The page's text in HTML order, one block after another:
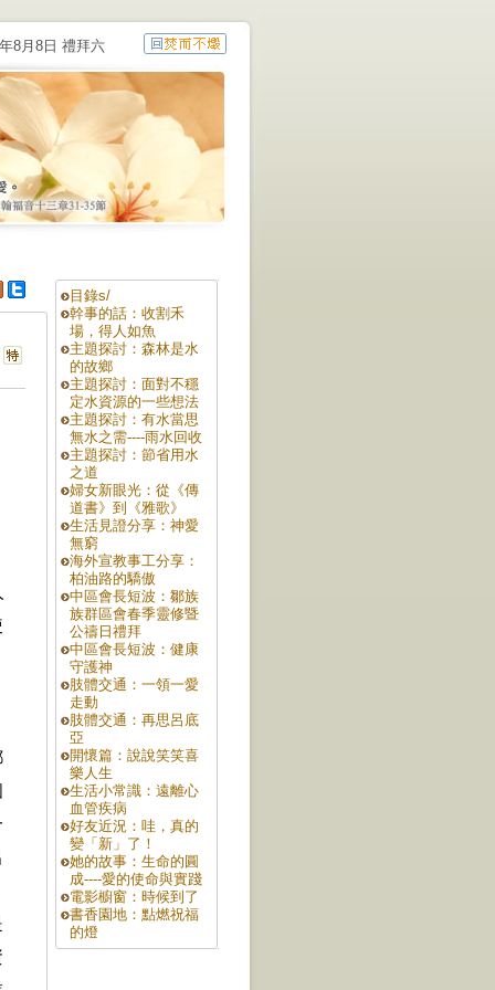
8月8日 禮拜六
目錄s/
幹事的話：收割禾
場，得人如魚
主題探討：森林是水
的故鄉
主題探討：面對不穩
定水資源的一些想法
主題探討：有水當思
無水之需----雨水回收
主題探討：節省用水
之道
婦女新眼光：從《傳
道書》到《雅歌》
生活見證分享：神愛
無窮
海外宣教事工分享：
柏油路的驕傲
中區會長短波：鄒族
族群區會春季靈修暨
公禱日禮拜
中區會長短波：健康
守護神
肢體交通：一領一愛
走動
肢體交通：再思呂底
亞
開懷篇：說說笑笑喜
樂人生
生活小常識：遠離心
血管疾病
好友近況：哇，真的
變「新」了！
她的故事：生命的圓
成----愛的使命與實踐
電影櫥窗：時候到了
書香園地：點燃祝福
的燈